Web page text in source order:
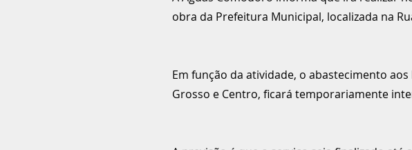
obra da Prefeitura Municipal, localizada na
Em função da atividade, o abastecimento
Grosso e Centro, ficará temporariamente